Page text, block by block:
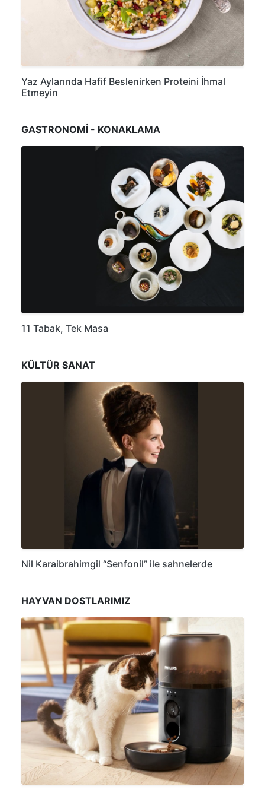
Yaz Aylarında Hafif Beslenirken Proteini İhmal
Etmeyin
GASTRONOMİ - KONAKLAMA
11 Tabak, Tek Masa
KÜLTÜR SANAT
Nil Karaibrahimgil “Senfonil” ile sahnelerde
HAYVAN DOSTLARIMIZ